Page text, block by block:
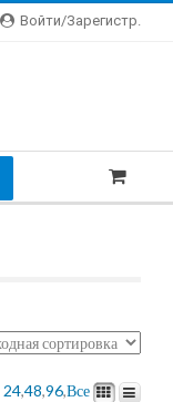
Войти/зарегистр.
24,48,96,Все